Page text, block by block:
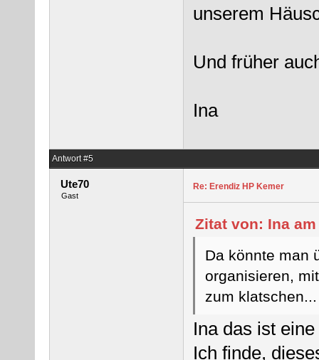
unserem
Und früher
Ina
Antwort #5
Ute70
Gast
Re: Erendiz HP Kemer
Zitat von: Ina
Da könnte man
organisieren,
zum klatschen...
Ina das ist
Ich finde,